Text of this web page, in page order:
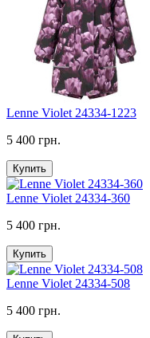
Lenne Violet 24334-1223
5 400 грн.
Купить
Lenne Violet 24334-360
5 400 грн.
Купить
Lenne Violet 24334-508
5 400 грн.